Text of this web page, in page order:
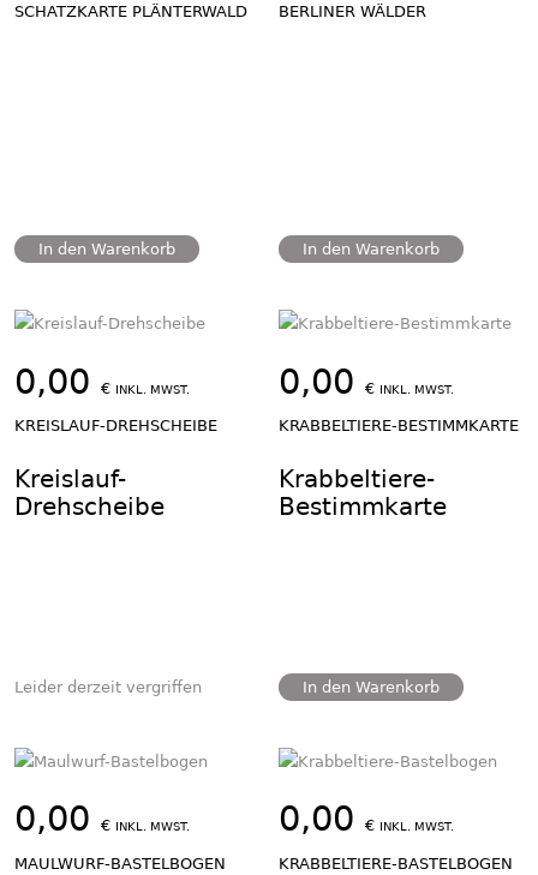
SCHATZKARTE PLÄNTERWALD
In den Warenkorb
BERLINER WÄLDER
In den Warenkorb
0,00 € INKL. MWST.
KREISLAUF-DREHSCHEIBE
Kreislauf-
Drehscheibe
Leider derzeit vergriffen
0,00€ INKL. MWST.
KRABBELTIERE-BESTIMMKARTE
Krabbeltiere-
Bestimmkarte
In den Warenkorb
0,00 € INKL. MWST.
MAULWURF-BASTELBOGEN
0,00€ INKL. MWST.
KRABBELTIERE-BASTELBOGEN